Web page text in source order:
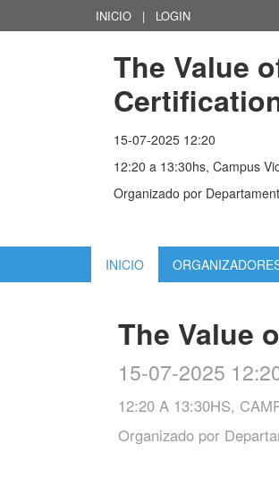
INICIO | LOGIN
The Value
15-07-2025 12:20
12:20 a 13:30hs, Campus
Organizado por
INICIO
The Value
15-07-2025
12:20 A 13:30HS,
Organizado por